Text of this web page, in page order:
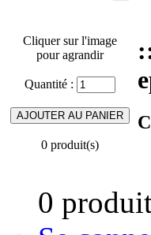
Cliquer sur l'image
pour agrandir
Quantité :
0 produit(s)
0